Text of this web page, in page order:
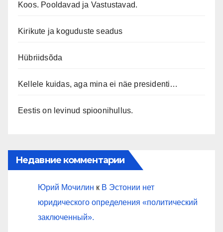
Koos. Pooldavad ja Vastustavad.
Kirikute ja koguduste seadus
Hübriidsõda
Kellele kuidas, aga mina ei näe presidenti…
Eestis on levinud spioonihullus.
Недавние комментарии
Юрий Мочилин к В Эстонии нет
юридического определения «политический
заключенный».